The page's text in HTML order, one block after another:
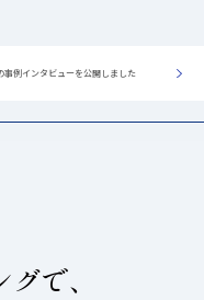
事例インタビューを公開しました
で、